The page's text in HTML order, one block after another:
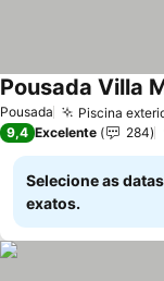
Pousada Piscina
Pousada Villa
9,4 Excelente 284
Selecione as
exatos.